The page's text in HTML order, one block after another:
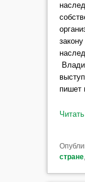
пишет
стране,